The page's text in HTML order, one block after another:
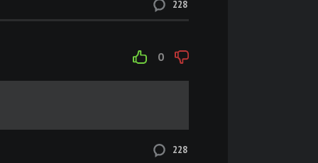
Скачать
Скачать
Размер: 51 MB Скачать
228
0
228